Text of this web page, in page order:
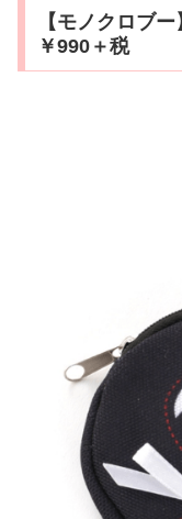
【モノクロブ
￥990＋税